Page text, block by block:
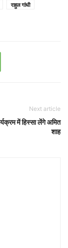
राहुल गांधी
Next article
में हिस्सा लेंगे अमित
शाह